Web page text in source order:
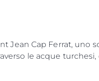
Jean Cap Ferrat, uno
le acque